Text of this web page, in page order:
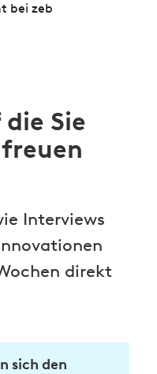
bei zeb
Sie
Interviews
direkt
sich den